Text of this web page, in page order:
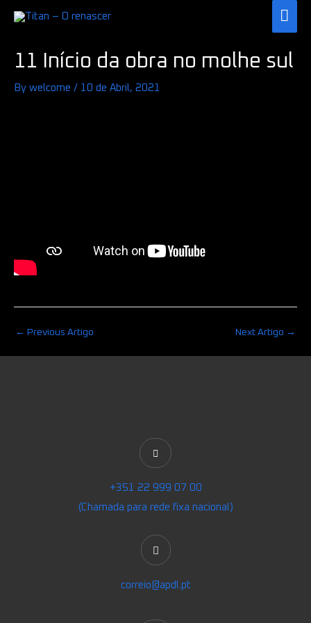
11 Início da obra no molhe sul
By welcome / 10 de Abril, 2021
navigation
← Previous Artigo Next Artigo →
+351 22 999 07 00
(Chamada para rede fixa nacional)
correio@apdl.pt